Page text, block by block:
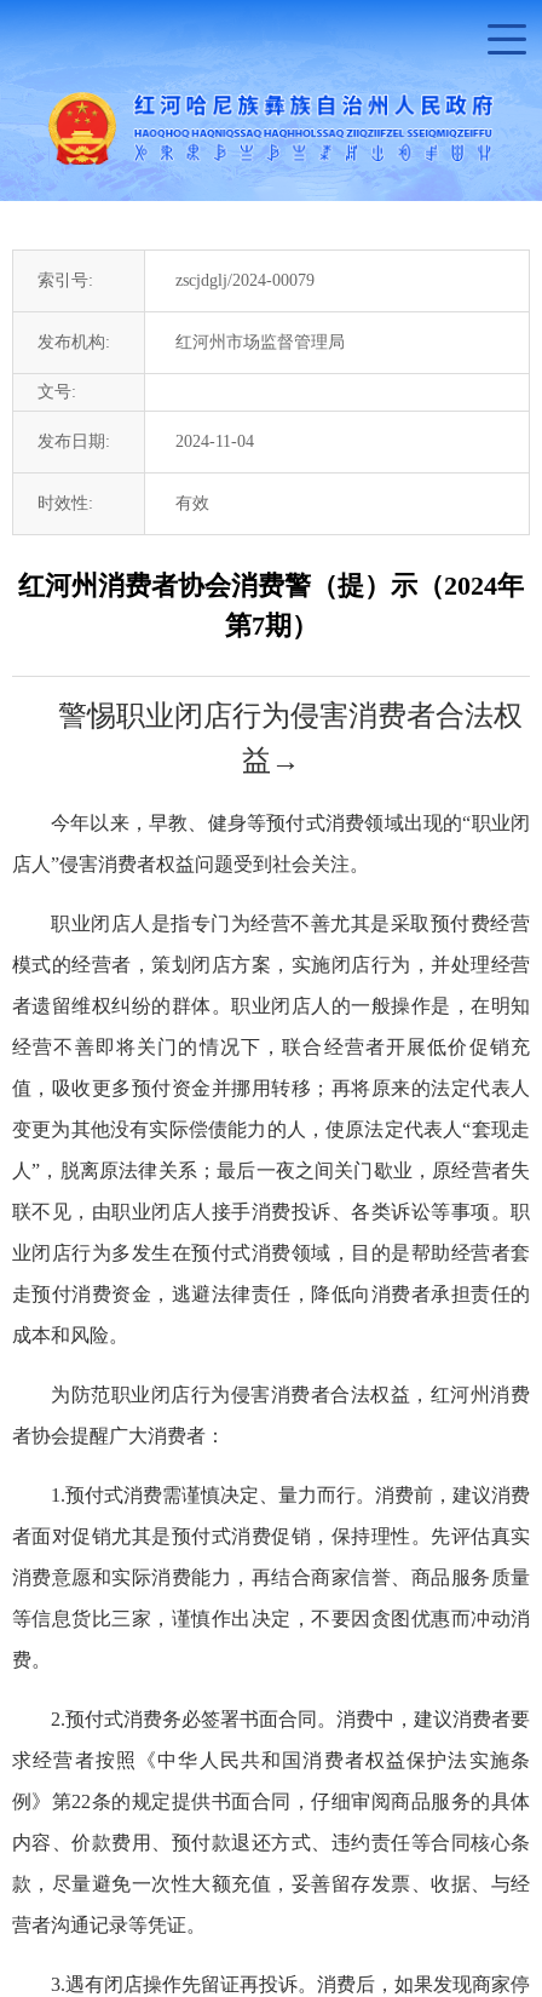
索引号: zscjdglj/2024-00079
发布机构: 红河州市场监督管理局
文号:
发布日期: 2024-11-04
时效性: 有效
红河州消费者协会消费警（提）示（2024年
第7期）
警惕职业闭店行为侵害消费者合法权
益→
今年以来，早教、健身等预付式消费领域出现的“职业闭
店人”侵害消费者权益问题受到社会关注。
职业闭店人是指专门为经营不善尤其是采取预付费经营
模式的经营者，策划闭店方案，实施闭店行为，并处理经营
者遗留维权纠纷的群体。职业闭店人的一般操作是，在明知
经营不善即将关门的情况下，联合经营者开展低价促销充
值，吸收更多预付资金并挪用转移；再将原来的法定代表人
变更为其他没有实际偿债能力的人，使原法定代表人“套现走
人”，脱离原法律关系；最后一夜之间关门歇业，原经营者失
联不见，由职业闭店人接手消费投诉、各类诉讼等事项。职
业闭店行为多发生在预付式消费领域，目的是帮助经营者套
走预付消费资金，逃避法律责任，降低向消费者承担责任的
成本和风险。
为防范职业闭店行为侵害消费者合法权益，红河州消费
者协会提醒广大消费者：
1.预付式消费需谨慎决定、量力而行。消费前，建议消费
者面对促销尤其是预付式消费促销，保持理性。先评估真实
消费意愿和实际消费能力，再结合商家信誉、商品服务质量
等信息货比三家，谨慎作出决定，不要因贪图优惠而冲动消
费。
2.预付式消费务必签署书面合同。消费中，建议消费者要
求经营者按照《中华人民共和国消费者权益保护法实施条
例》第22条的规定提供书面合同，仔细审阅商品服务的具体
内容、价款费用、预付款退还方式、违约责任等合同核心条
款，尽量避免一次性大额充值，妥善留存发票、收据、与经
营者沟通记录等凭证。
3.遇有闭店操作先留证再投诉。消费后，如果发现商家停